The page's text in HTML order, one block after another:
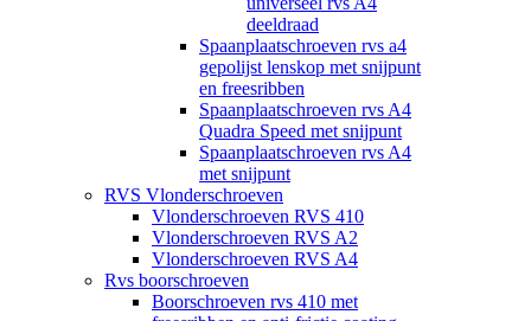
deeldraad
Spaanplaatschroeven rvs a4
gepolijst lenskop met snijpunt
en freesribben
Spaanplaatschroeven rvs A4
Quadra Speed met snijpunt
Spaanplaatschroeven rvs A4
met snijpunt
RVS Vlonderschroeven
Vlonderschroeven RVS 410
Vlonderschroeven RVS A2
Vlonderschroeven RVS A4
Rvs boorschroeven
Boorschroeven rvs 410 met